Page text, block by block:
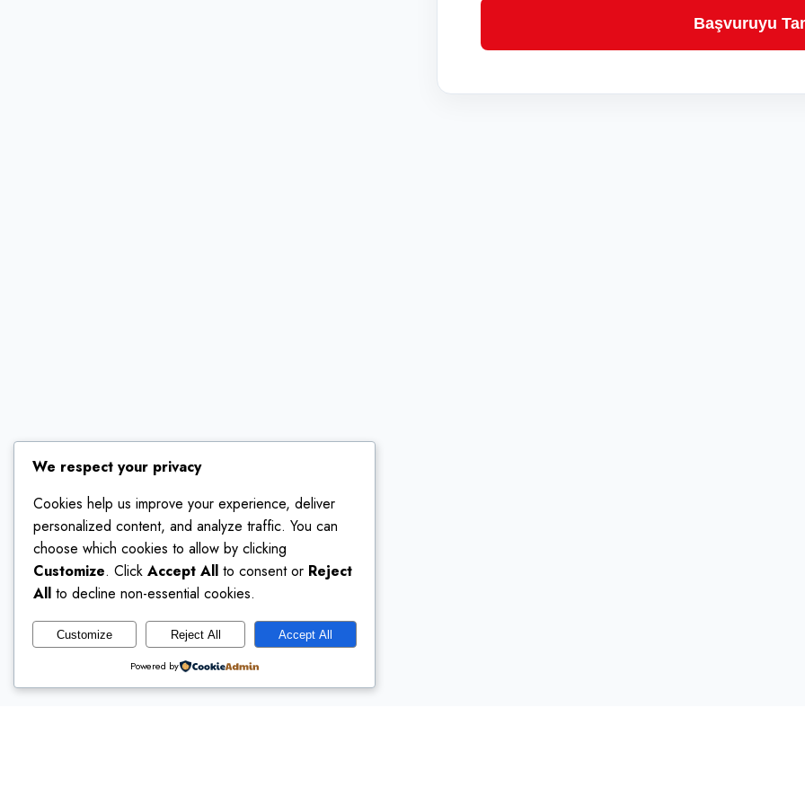
Başvuruyu
We respect your privacy
Cookies help us improve your experience, deliver
personalized content, and analyze traffic. You can
choose which cookies to allow by clicking
Customize. Click Accept All to consent or Reject
All to decline non-essential cookies.
Customize Reject All Accept All
Powered by